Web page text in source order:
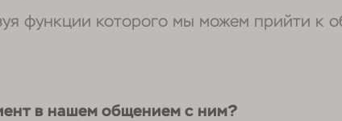
функции которого мы можем прийти к
в нашем общением с ним?